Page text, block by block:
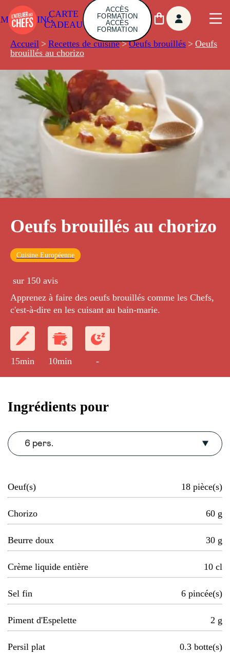
CARTE
CADEAU
ACCÈS
FORMATION
ACCÈS
FORMATION
Accueil > Recettes de cuisine > Oeufs brouillés > Oeufs
brouillés au chorizo
Oeufs brouillés au chorizo
Cuisine Européenne
sur 150 avis
Apprenez à faire des oeufs brouillés comme les Chefs,
c'est-à-dire en les cuisant au bain-marie.
15min 10min -
Ingrédients pour
6 pers.
Oeuf(s) 18 pièce(s)
Chorizo 60 g
Beurre doux 30 g
Crème liquide entière 10 cl
Sel fin 6 pincée(s)
Piment d'Espelette 2 g
Persil plat 0.3 botte(s)